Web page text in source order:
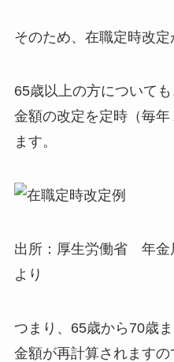
そのため、在職定時改定
65歳以上の方についても
金額の改定を定時（毎年
ます。
出所：厚生労働省 年
より
つまり、65歳から70歳
金額が再計算されます